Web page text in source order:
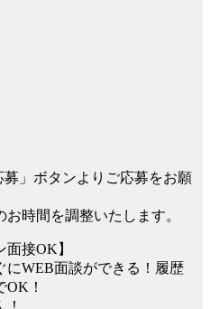
募」ボタンよりご応募をお願
時間を調整いたします。
接OK】
にWEB面談ができる！履歴
！